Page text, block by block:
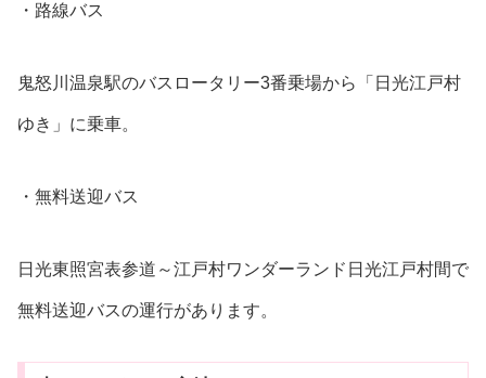
・路線バス
鬼怒川温泉駅のバスロータリー3番乗場から「日光江戸村
ゆき」に乗車。
・無料送迎バス
日光東照宮表参道～江戸村ワンダーランド日光江戸村間で
無料送迎バスの運行があります。